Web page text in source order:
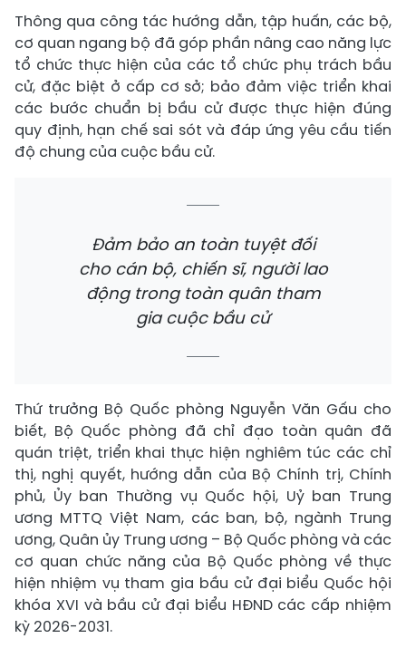
Thông qua công tác hướng dẫn, tập huấn, các bộ,
cơ quan ngang bộ đã góp phần nâng cao năng lực
tổ chức thực hiện của các tổ chức phụ trách bầu
cử, đặc biệt ở cấp cơ sở; bảo đảm việc triển khai
các bước chuẩn bị bầu cử được thực hiện đúng
quy định, hạn chế sai sót và đáp ứng yêu cầu tiến
độ chung của cuộc bầu cử.
Đảm bảo an toàn tuyệt đối
cho cán bộ, chiến sĩ, người lao
động trong toàn quân tham
gia cuộc bầu cử
Thứ trưởng Bộ Quốc phòng Nguyễn Văn Gấu cho
biết, Bộ Quốc phòng đã chỉ đạo toàn quân đã
quán triệt, triển khai thực hiện nghiêm túc các chỉ
thị, nghị quyết, hướng dẫn của Bộ Chính trị, Chính
phủ, Ủy ban Thường vụ Quốc hội, Uỷ ban Trung
ương MTTQ Việt Nam, các ban, bộ, ngành Trung
ương, Quân ủy Trung ương – Bộ Quốc phòng và các
cơ quan chức năng của Bộ Quốc phòng về thực
hiện nhiệm vụ tham gia bầu cử đại biểu Quốc hội
khóa XVI và bầu cử đại biểu HĐND các cấp nhiệm
kỳ 2026-2031.